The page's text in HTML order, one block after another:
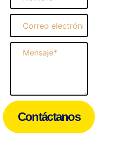
Correo
electrónico
Mensaje
Contáctanos